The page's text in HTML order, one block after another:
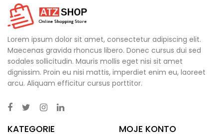
Lorem ipsum dolor sit amet, consectetur adipiscing elit.
Maecenas gravida rhoncus libero. Donec cursus dui sed
sodales sollicitudin. Mauris mollis eget nisi sit amet
dignissim. Proin eu nisi mattis, imperdiet enim eu, laoreet
arcu. Aliquam efficitur cursus porttitor.
KATEGORIE MOJE KONTO